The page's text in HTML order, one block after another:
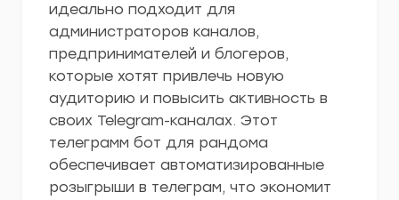
идеально подходит для
администраторов каналов,
предпринимателей и блогеров,
которые хотят привлечь новую
аудиторию и повысить активность в
своих Telegram-каналах. Этот
телеграмм бот для рандома
обеспечивает автоматизированные
розыгрыши в телеграм, что экономит